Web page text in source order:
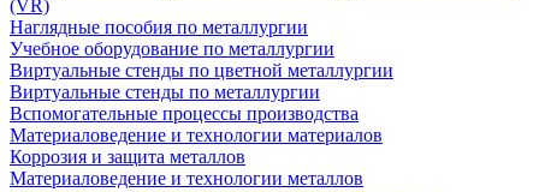
(VR)
Наглядные пособия по металлургии
Учебное оборудование по металлургии
Виртуальные стенды по цветной металлургии
Виртуальные стенды по металлургии
Вспомогательные процессы производства
Материаловедение и технологии материалов
Коррозия и защита металлов
Материаловедение и технологии металлов